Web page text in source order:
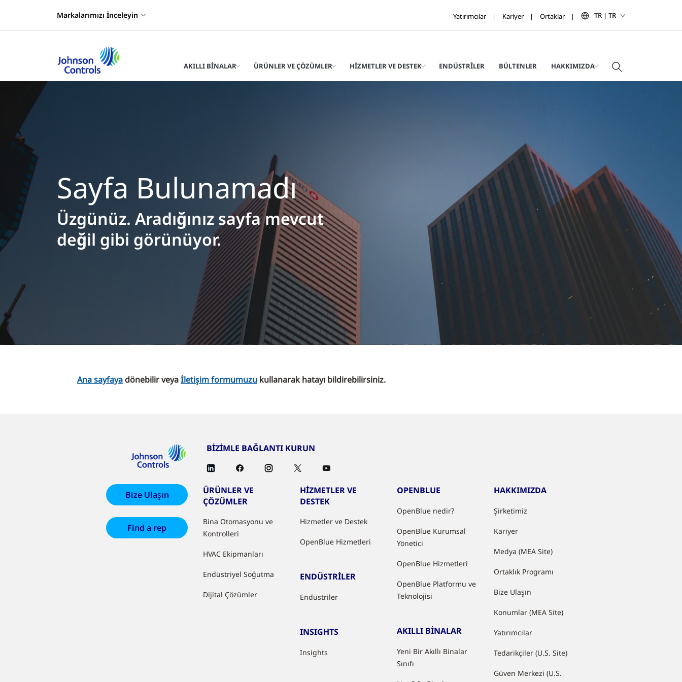
Markalarımızı İnceleyin Yatırımcılar Kariyer Ortaklar TR | TR
AKILLI BINALAR ÜRÜNLER VE ÇÖZÜMLER HIZMETLER VE DESTEK ENDÜSTRILER BÜLTENLER HAKKIMIZDA
Sayfa Bulunamadı
Üzgünüz. Aradığınız sayfa mevcut
değil gibi görünüyor.
Ana sayfayadönebilir veyaİletişim formumuzu kullanarak hatayı bildirebilirsiniz.
BİZİMLE BAĞLANTI KURUN
Bize Ulaşın
Find a rep
ÜRÜNLER VE
ÇÖZÜMLER
Bina Otomasyonu ve
Kontrolleri
HVAC Ekipmanları
Endüstriyel Soğutma
Dijital Çözümler
HİZMETLER VE
DESTEK
Hizmetler ve Destek
OpenBlue Hizmetleri
ENDÜSTRİLER
Endüstriler
INSIGHTS
Insights
OPENBLUE
OpenBlue nedir?
OpenBlue Kurumsal
Yönetici
OpenBlue Hizmetleri
OpenBlue Platformu ve
Teknolojisi
AKILLI BİNALAR
Yeni Bir Akıllı Binalar
Sınıfı
HAKKIMIZDA
Şirketimiz
Kariyer
Medya (MEA Site)
Ortaklık Programı
Bize Ulaşın
Konumlar (MEA Site)
Yatırımcılar
Tedarikçiler (U.S. Site)
Güven Merkezi (U.S.